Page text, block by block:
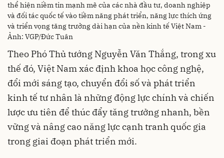
thể hiện niềm tin mạnh mẽ của các nhà đầu tư, doanh nghiệp
và đối tác quốc tế vào tiềm năng phát triển, năng lực thích ứng
và triển vọng tăng trưởng dài hạn của nền kinh tế Việt Nam -
Ảnh: VGP/Đức Tuân
Theo Phó Thủ tướng Nguyễn Văn Thắng, trong xu
thế đó, Việt Nam xác định khoa học công nghệ,
đổi mới sáng tạo, chuyển đổi số và phát triển
kinh tế tư nhân là những động lực chính và chiến
lược ưu tiên để thúc đẩy tăng trưởng nhanh, bền
vững và nâng cao năng lực cạnh tranh quốc gia
trong giai đoạn phát triển mới.